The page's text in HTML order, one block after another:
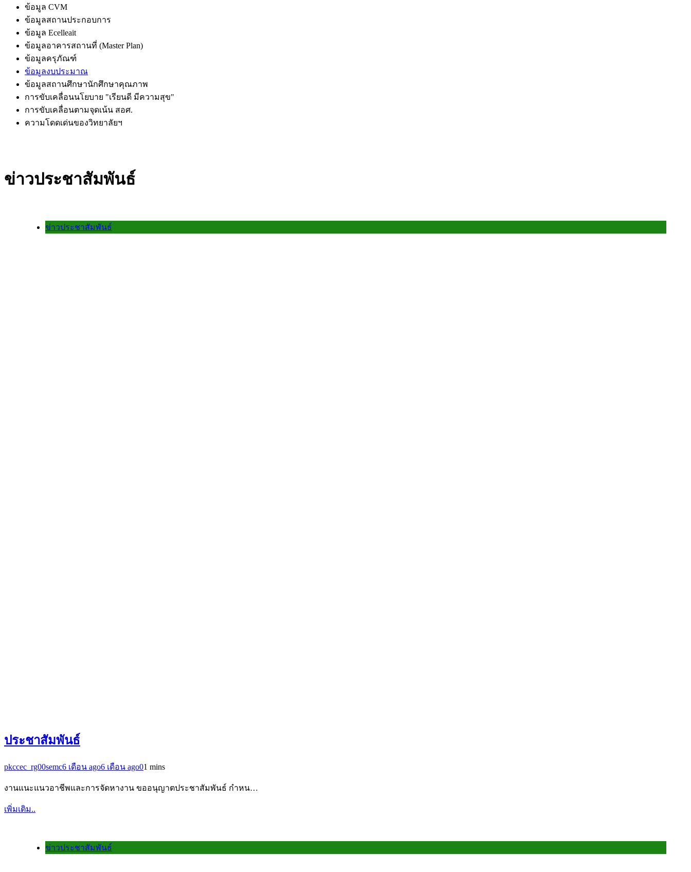
ข้อมูล CVM
ข้อมูลสถานประกอบการ
ข้อมูล Ecelleait
ข้อมูลอาคารสถานที่ (Master Plan)
ข้อมูลครุภัณฑ์
ข้อมูลงบประมาณ
ข้อมูลสถานศึกษานักศึกษาคุณภาพ
การขับเคลื่อนนโยบาย "เรียนดี มีความสุข"
การขับเคลื่อนตามจุดเน้น สอศ.
ความโดดเด่นของวิทยาลัยฯ
ข่าวประชาสัมพันธ์
ข่าวประชาสัมพันธ์
ประชาสัมพันธ์
pkccec_rg00semc6 เดือน ago6 เดือน ago01 mins
งานแนะแนวอาชีพและการจัดหางาน ขออนุญาตประชาสัมพันธ์ กำหน…
เพิ่มเติม..
ข่าวประชาสัมพันธ์